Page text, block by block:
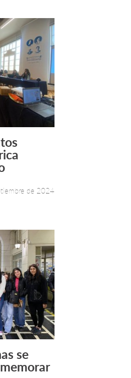
más +
de 2024
más +
se